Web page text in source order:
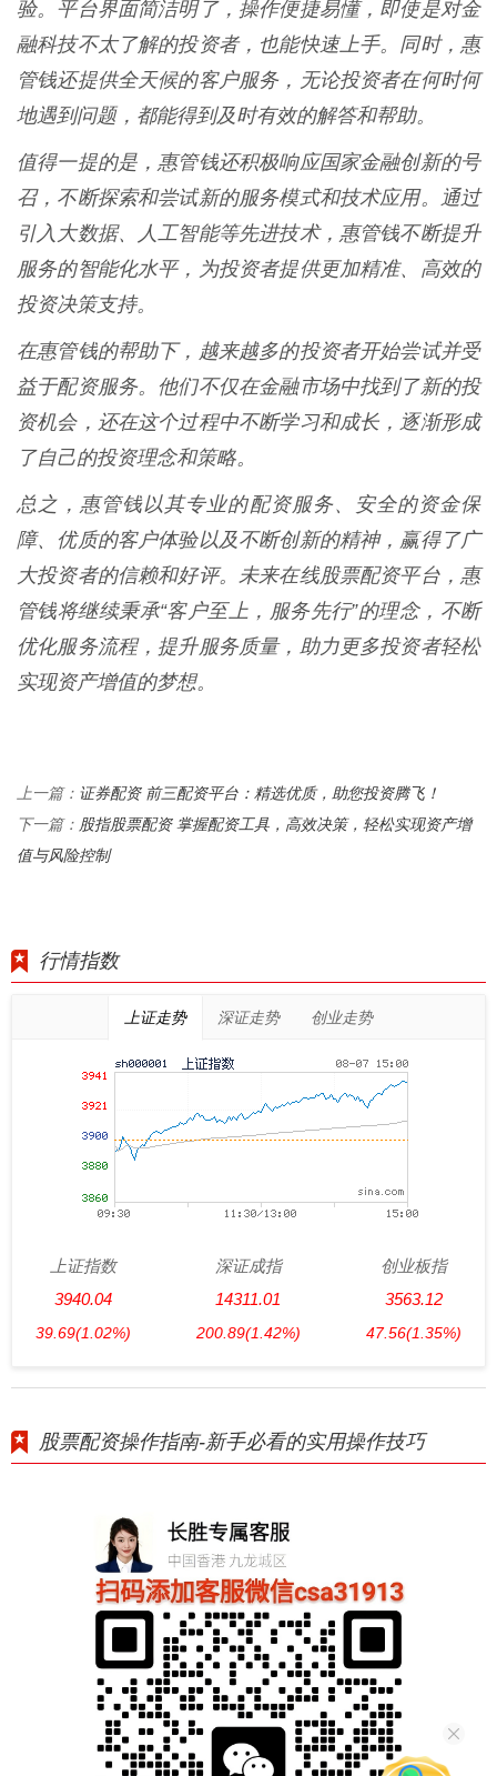
验。平台界面简洁明了，操作便捷易懂，即使是对金
融科技不太了解的投资者，也能快速上手。同时，惠
管钱还提供全天候的客户服务，无论投资者在何时何
地遇到问题，都能得到及时有效的解答和帮助。
值得一提的是，惠管钱还积极响应国家金融创新的号
召，不断探索和尝试新的服务模式和技术应用。通过
引入大数据、人工智能等先进技术，惠管钱不断提升
服务的智能化水平，为投资者提供更加精准、高效的
投资决策支持。
在惠管钱的帮助下，越来越多的投资者开始尝试并受
益于配资服务。他们不仅在金融市场中找到了新的投
资机会，还在这个过程中不断学习和成长，逐渐形成
了自己的投资理念和策略。
总之，惠管钱以其专业的配资服务、安全的资金保
障、优质的客户体验以及不断创新的精神，赢得了广
大投资者的信赖和好评。未来在线股票配资平台，惠
管钱将继续秉承“客户至上，服务先行”的理念，不断
优化服务流程，提升服务质量，助力更多投资者轻松
实现资产增值的梦想。
上一篇： 证券配资 前三配资平台：精选优质，助您投资腾飞！
下一篇： 股指股票配资 掌握配资工具，高效决策，轻松实现资产增
值与风险控制
行情指数
上证走势 深证走势 创业走势
上证指数
3940.04
39.69(1.02%)
深证成指
14311.01
200.89(1.42%)
创业板指
3563.12
47.56(1.35%)
股票配资操作指南-新手必看的实用操作技巧